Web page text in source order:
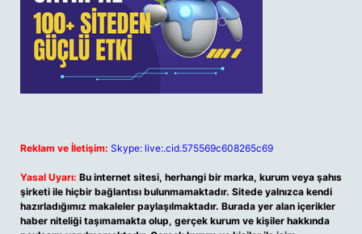
Reklam ve İletişim: Skype: live:.cid.575569c608265c69
Yasal Uyarı: Bu internet sitesi, herhangi bir marka, kurum veya şahıs
şirketi ile hiçbir bağlantısı bulunmamaktadır. Sitede yalnızca kendi
hazırladığımız makaleler paylaşılmaktadır. Burada yer alan içerikler
haber niteliği taşımamakta olup, gerçek kurum ve kişiler hakkında